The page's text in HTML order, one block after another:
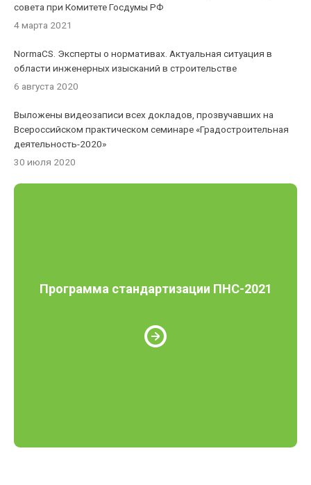
совета при Комитете Госдумы РФ
4 марта 2021
NormaCS. Эксперты о нормативах. Актуальная ситуация в
области инженерных изысканий в строительстве
6 августа 2020
Выложены видеозаписи всех докладов, прозвучавших на
Всероссийском практическом семинаре «Градостроительная
деятельность-2020»
30 июля 2020
Программа стандартизации ПНС-2021